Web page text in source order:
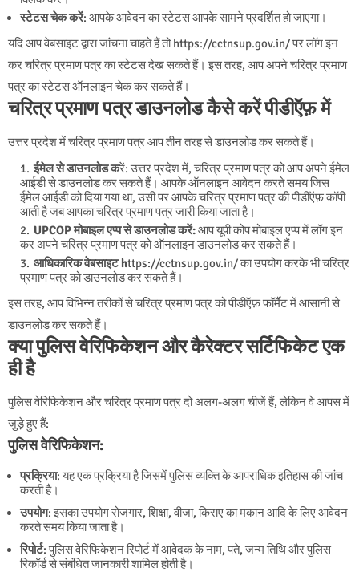
स्टेटस चेक करें: आपके आवेदन का स्टेटस आपके सामने प्रदर्शित हो जाएगा।
यदि आप वेबसाइट द्वारा जांचना चाहते हैं तो https://cctnsup.gov.in/ पर लॉग इन
कर चरित्र प्रमाण पत्र का स्टेटस देख सकते हैं। इस तरह, आप अपने चरित्र प्रमाण
पत्र का स्टेटस ऑनलाइन चेक कर सकते हैं।
चरित्र प्रमाण पत्र डाउनलोड कैसे करें पीडीऍफ़ में
उत्तर प्रदेश में चरित्र प्रमाण पत्र आप तीन तरह से डाउनलोड कर सकते हैं।
ईमेल से डाउनलोड करें: उत्तर प्रदेश में, चरित्र प्रमाण पत्र को आप अपने ईमेल
आईडी से डाउनलोड कर सकते हैं। आपके ऑनलाइन आवेदन करते समय जिस
ईमेल आईडी को दिया गया था, उसी पर आपके चरित्र प्रमाण पत्र की पीडीऍफ़ कॉपी
आती है जब आपका चरित्र प्रमाण पत्र जारी किया जाता है।
UPCOP मोबाइल एप्प से डाउनलोड करें:आप यूपी कोप मोबाइल एप्प में लॉग इन
कर अपने चरित्र प्रमाण पत्र को ऑनलाइन डाउनलोड कर सकते हैं।
आधिकारिक वेबसाइट https://cctnsup.gov.in/ का उपयोग करके भी चरित्र
प्रमाण पत्र को डाउनलोड कर सकते हैं।
इस तरह, आप विभिन्न तरीकों से चरित्र प्रमाण पत्र को पीडीऍफ़ फॉर्मैट में आसानी से
डाउनलोड कर सकते हैं।
क्या पुलिस वेरिफिकेशन और कैरेक्टर सर्टिफिकेट एक
ही है
पुलिस वेरिफिकेशन और चरित्र प्रमाण पत्र दो अलग-अलग चीजें हैं, लेकिन वे आपस में
जुड़े हुए हैं:
पुलिस वेरिफिकेशन:
प्रक्रिया: यह एक प्रक्रिया है जिसमें पुलिस व्यक्ति के आपराधिक इतिहास की जांच
करती है।
उपयोग: इसका उपयोग रोजगार, शिक्षा, वीजा, किराए का मकान आदि के लिए आवेदन
करते समय किया जाता है।
रिपोर्ट: पुलिस वेरिफिकेशन रिपोर्ट में आवेदक के नाम, पते, जन्म तिथि और पुलिस
रिकॉर्ड से संबंधित जानकारी शामिल होती है।